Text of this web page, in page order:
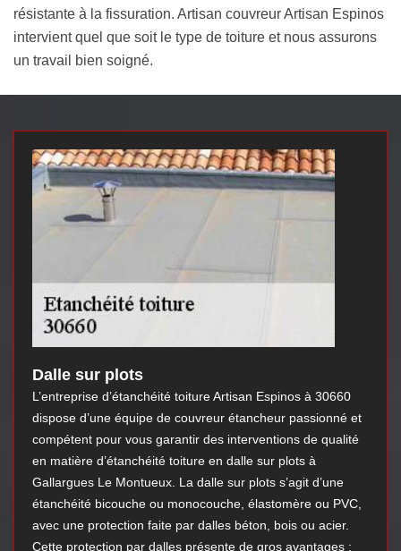
résistante à la fissuration. Artisan couvreur Artisan Espinos
intervient quel que soit le type de toiture et nous assurons
un travail bien soigné.
Dalle sur plots
L’entreprise d’étanchéité toiture Artisan Espinos à 30660
dispose d’une équipe de couvreur étancheur passionné et
compétent pour vous garantir des interventions de qualité
en matière d’étanchéité toiture en dalle sur plots à
Gallargues Le Montueux. La dalle sur plots s’agit d’une
étanchéité bicouche ou monocouche, élastomère ou PVC,
avec une protection faite par dalles béton, bois ou acier.
Cette protection par dalles présente de gros avantages :